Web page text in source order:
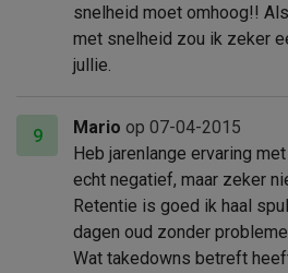
snelheid moet omhoog!!
met snelheid zou ik zeker
jullie.
9 Mario op 07-04-2015
Heb jarenlange ervaring
echt negatief, maar zeker
Retentie is goed ik haal
dagen oud zonder
Wat takedowns betreft